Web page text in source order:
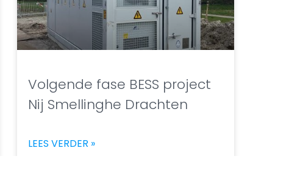
Volgende fase BESS project
Nij Smellinghe Drachten
LEES VERDER »